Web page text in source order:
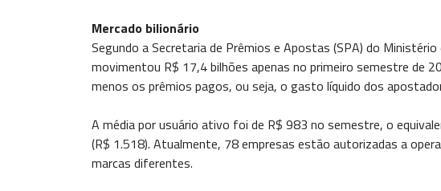
Mercado bilionário
Segundo a Secretaria de Prêmios e Apostas (SPA) do
movimentou R$ 17,4 bilhões apenas no primeiro semestre de
menos os prêmios pagos, ou seja, o gasto líquido dos
A média por usuário ativo foi de R$ 983 no semestre, o
(R$ 1.518). Atualmente, 78 empresas estão autorizadas a
marcas diferentes.